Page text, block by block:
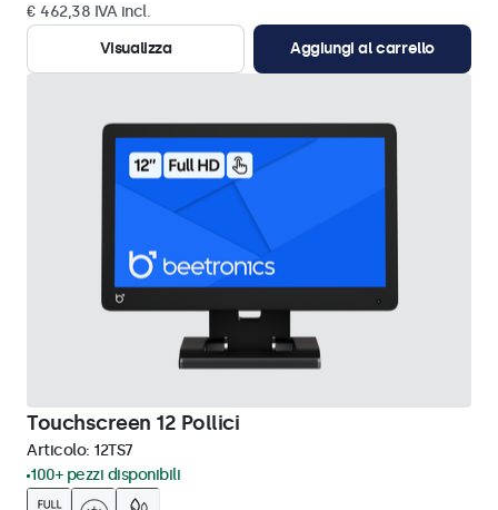
€ 462,38 IVA incl.
Visualizza
Aggiungi al carrello
Touchscreen 12 Pollici
Articolo: 12TS7
100+ pezzi disponibili